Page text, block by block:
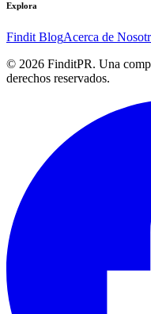
Explora
Findit BlogAcerca de
© 2026 FinditPR. Una
derechos reservados.